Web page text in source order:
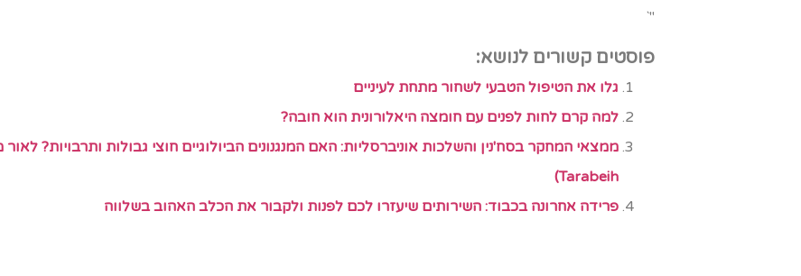
"`
פוסטים קשורים לנושא:
גלו את הטיפול הטבעי לשחור מתחת לעיניים
למה קרם לחות לפנים עם חומצה היאלורונית הוא חובה?
Tarabeih)
פרידה אחרונה בכבוד: השירותים שיעזרו לכם לפנות ולקבור את הכלב האהוב בשלווה